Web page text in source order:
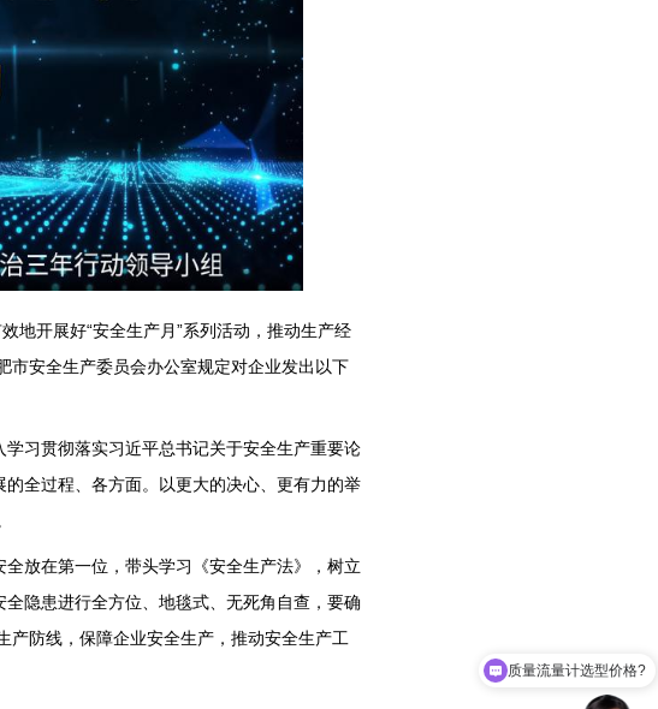
地开展好“安全生产月”系列活动，推动生产经
市安全生产委员会办公室规定对企业发出以下
习贯彻落实习近平总书记关于安全生产重要论
全过程、各方面。以更大的决心、更有力的举
放在第一位，带头学习《安全生产法》，树立
隐患进行全方位、地毯式、无死角自查，要确
产防线，保障企业安全生产，推动安全生产工
质量流量计选型价格?
椭圆齿轮流量计选型价格?